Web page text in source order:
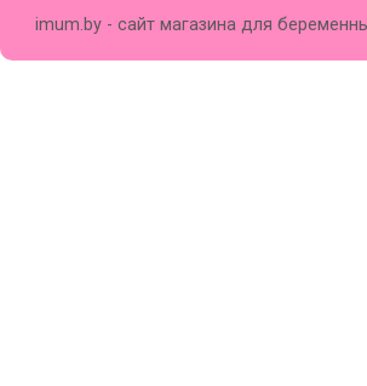
imum.by - сайт магазина для